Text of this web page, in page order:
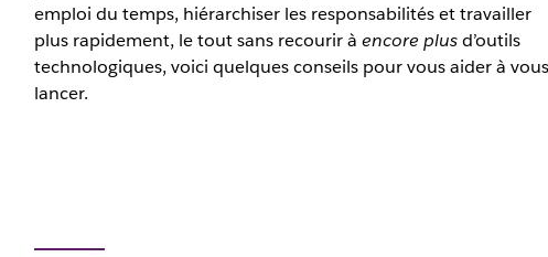
emploi du temps, hiérarchiser les responsabilités et travailler
plus rapidement, le tout sans recourir à encore plusd’outils
technologiques, voici quelques conseils pour vous aider à vous
lancer.